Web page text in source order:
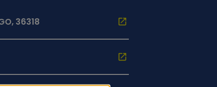
36318